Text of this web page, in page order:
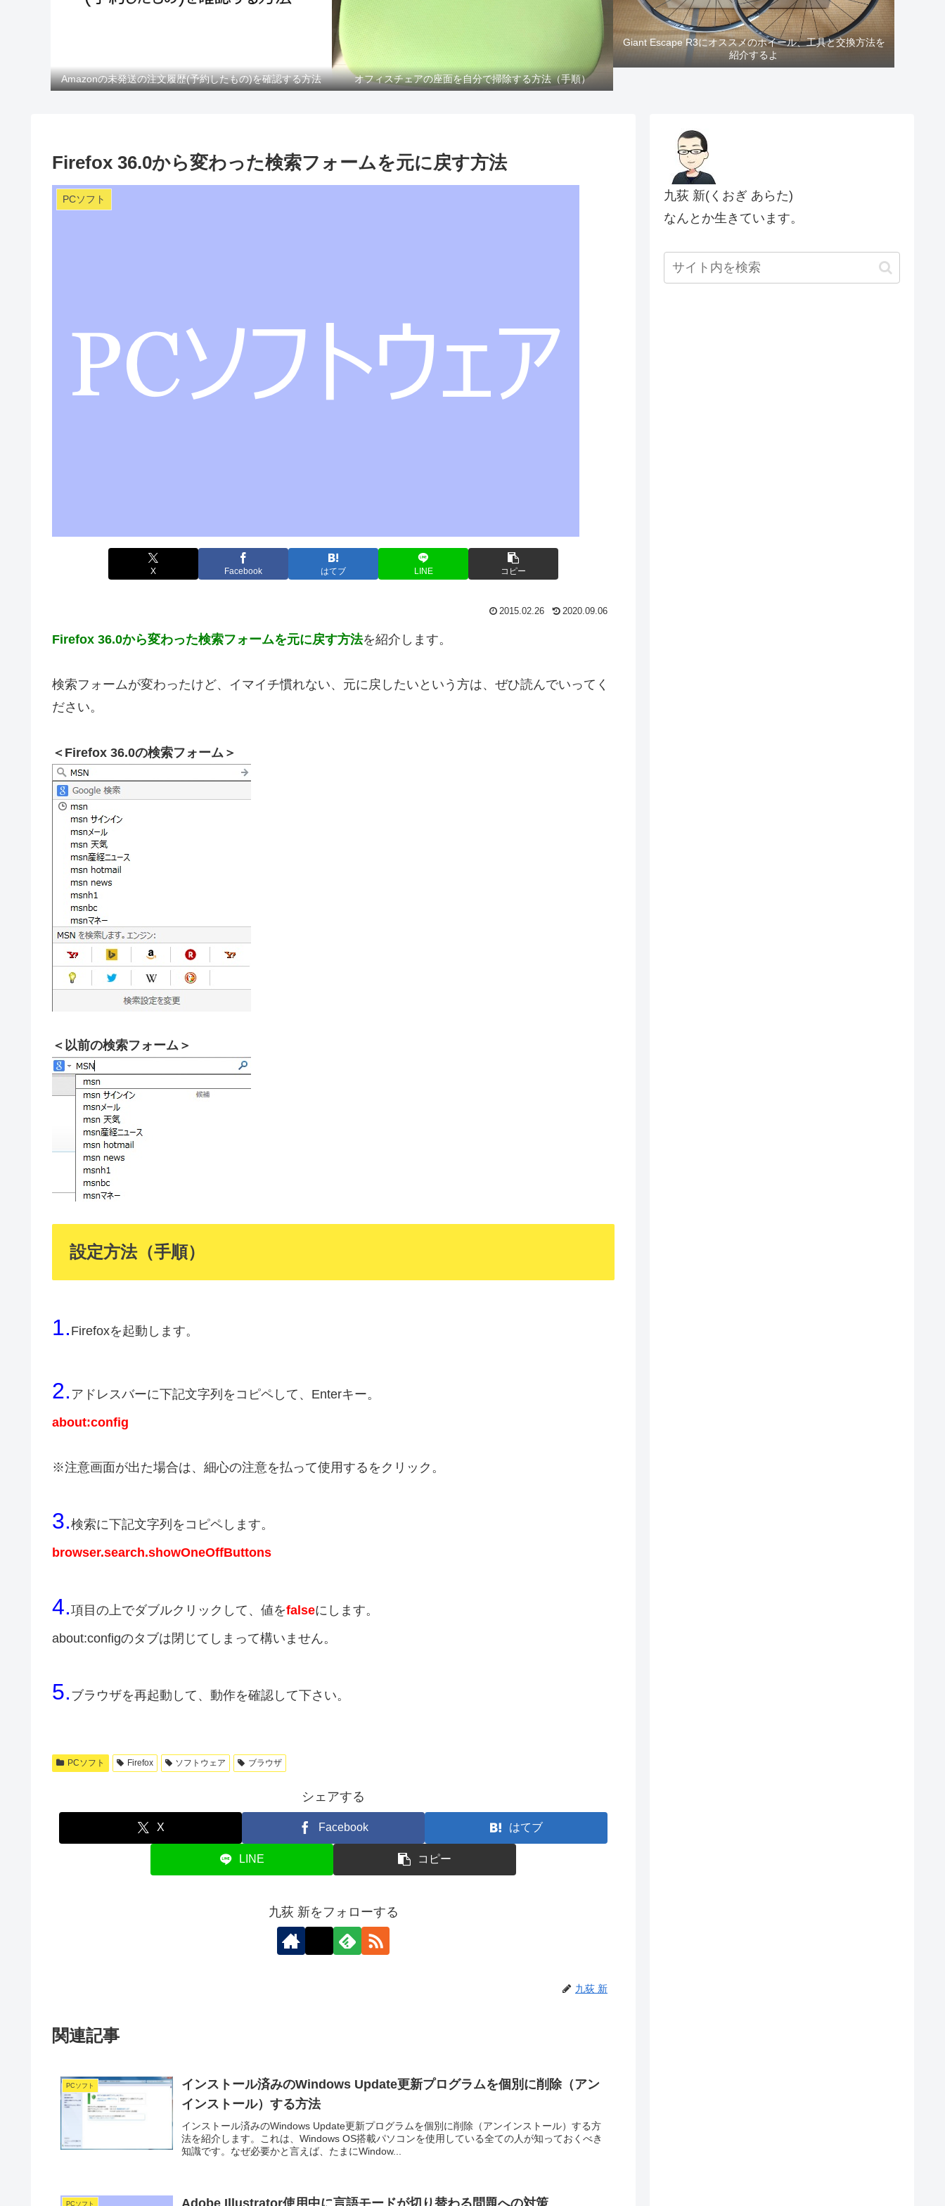
Amazonの未発送の注文履歴(予約したもの)を確認する方法 オフィスチェアの座面を自分で掃除する方法（手順）
Giant Escape R3にオススメのホイール、工具と交換方法を
紹介するよ
Firefox 36.0から変わった検索フォームを元に戻す方法
PCソフト
X Facebook はてブ LINE コピー
2015.02.26 2020.09.06
Firefox 36.0から変わった検索フォームを元に戻す方法を紹介します。
検索フォームが変わったけど、イマイチ慣れない、元に戻したいという方は、ぜひ読んでいってく
ださい。
＜Firefox 36.0の検索フォーム＞
＜以前の検索フォーム＞
設定方法（手順）
1. Firefoxを起動します。
2. アドレスバーに下記文字列をコピペして、Enterキー。
about:config
※注意画面が出た場合は、細心の注意を払って使用するをクリック。
3.検索に下記文字列をコピペします。
browser.search.showOneOffButtons
4.項目の上でダブルクリックして、値をfalseにします。
about:configのタブは閉じてしまって構いません。
5. ブラウザを再起動して、動作を確認して下さい。
PCソフト Firefox ソフトウェア ブラウザ
シェアする
X Facebook はてブ
LINE コピー
九荻 新をフォローする
九荻 新
関連記事
PCソフト
インストール済みのWindows Update更新プログラムを個別に削除（アン
インストール）する方法
インストール済みのWindows Update更新プログラムを個別に削除（アンインストール）する方
法を紹介します。これは、Windows OS搭載パソコンを使用している全ての人が知っておくべき
知識です。なぜ必要かと言えば、たまにWindow...
PCソフト Adobe Illustrator使用中に言語モードが切り替わる問題への対策
九荻 新(くおぎ あらた)
なんとか生きています。